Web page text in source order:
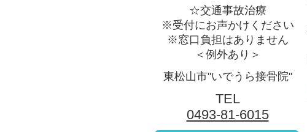
☆交通事故治療
※受付にお声かけください
※窓口負担はありません
＜例外あり＞
東松山市"いでうら接骨院"
TEL
0493-81-6015